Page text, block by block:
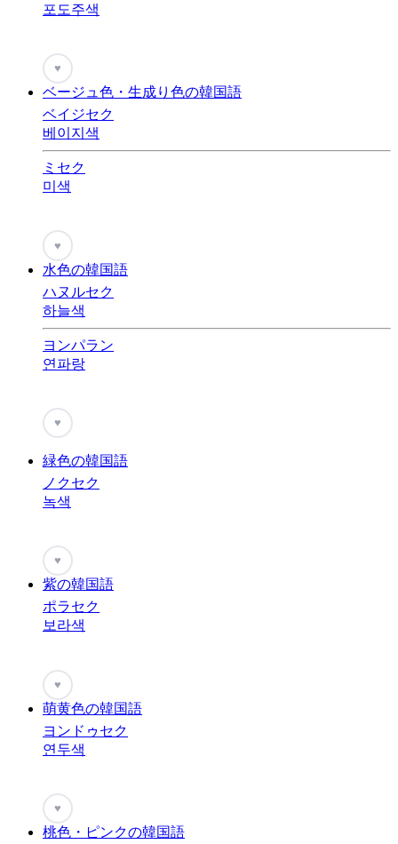
포도주색
♥
ベージュ色・生成り色の韓国語
ベイジセク
베이지색
ミセク
미색
♥
水色の韓国語
ハヌルセク
하늘색
ヨンパラン
연파랑
♥
緑色の韓国語
ノクセク
녹색
♥
紫の韓国語
ポラセク
보라색
♥
萌黄色の韓国語
ヨンドゥセク
연두색
♥
桃色・ピンクの韓国語